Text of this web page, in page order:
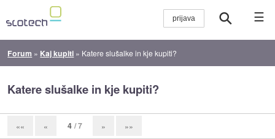
☰
Forum » Kaj kupiti » Katere slušalke in kje kupiti?
Katere slušalke in kje kupiti?
«« « 4 / 7 » »»